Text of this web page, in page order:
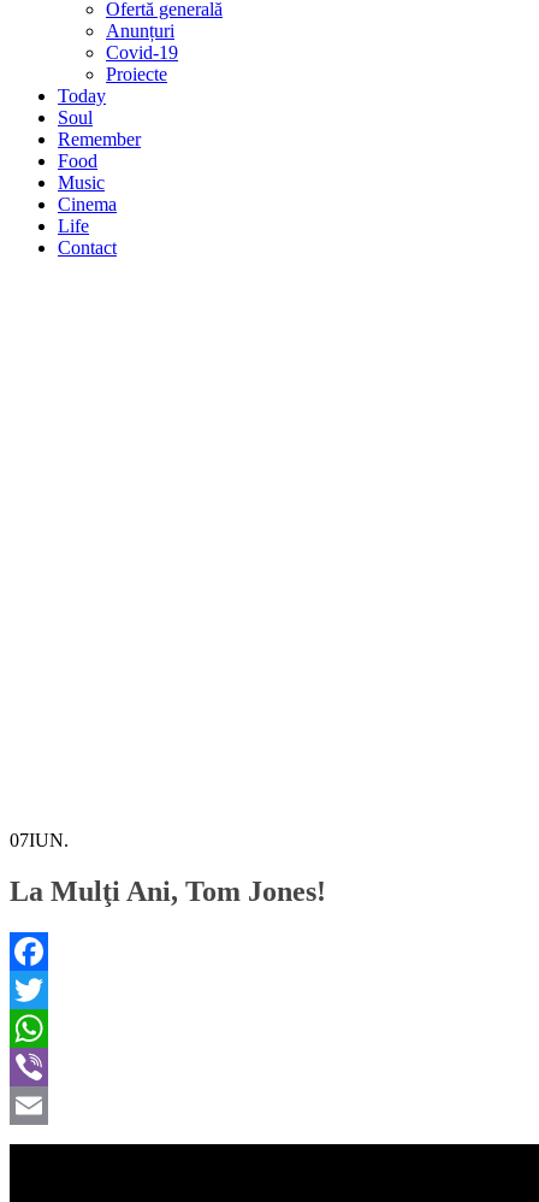
Ofertă generală
Anunțuri
Covid-19
Proiecte
Today
Soul
Remember
Food
Music
Cinema
Life
Contact
07IUN.
La Mulţi Ani, Tom Jones!
Facebook
Twitter
WhatsApp
Viber
Email